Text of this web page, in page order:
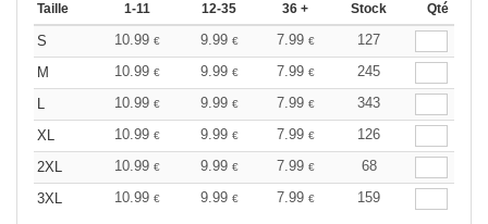
Taille 1-11 12-35 36 + Stock Qté
S 10.99 € 9.99 € 7.99 €
127
M
10.99 € 9.99 € 7.99 €
245
L
10.99 € 9.99 € 7.99 €
343
XL
10.99 € 9.99 € 7.99 €
126
2XL
10.99 € 9.99 € 7.99 €
68
3XL
10.99 € 9.99 € 7.99 € 159